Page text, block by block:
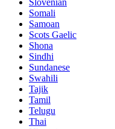
Slovenian
Somali
Samoan
Scots Gaelic
Shona
Sindhi
Sundanese
Swahili
Tajik
Tamil
Telugu
Thai